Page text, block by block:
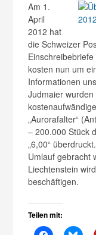
Am 1.
April
2012 hat
die Schweizer
kosten nun um
Informationen
Judmaier
„Aurorafalter“
– 200.000 Stück
„6,00“
Umlauf gebracht
Liechtenstein
beschäftigen.
Teilen mit: